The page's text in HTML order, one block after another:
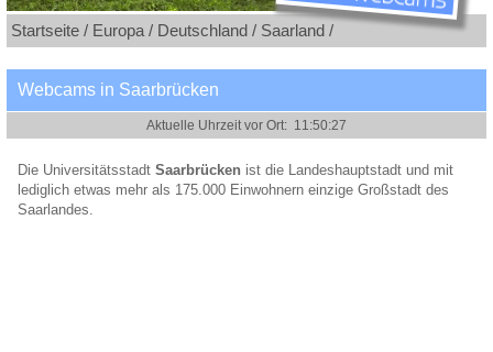
Startseite / Europa / Deutschland / Saarland /
Webcams in Saarbrücken
Die Universitätsstadt Saarbrücken ist die Landeshauptstadt und mit
lediglich etwas mehr als 175.000 Einwohnern einzige Großstadt des
Saarlandes.